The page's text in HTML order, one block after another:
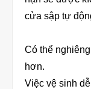
cửa sập tự
Có thể
hơn.
Việc vệ sinh